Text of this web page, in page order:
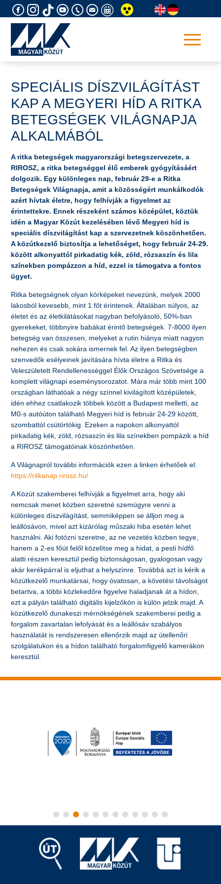
to
SPECIÁLIS DÍSZVILÁGÍTÁST
KAP A MEGYERI HÍD A RITKA
BETEGSÉGEK VILÁGNAPJA
ALKALMÁBÓL
A ritka betegségek magyarországi betegszervezete, a
RIROSZ, a ritka betegséggel élő emberek gyógyításáért
dolgozik. Egy különleges nap, február 29-e a Ritka
Betegségek Világnapja, amit a közösségért munkálkodók
azért hívtak életre, hogy felhívják a figyelmet az
érintettekre. Ennek részeként számos középület, köztük
idén a Magyar Közút kezelésében lévő Megyeri híd is
speciális díszvilágítást kap a szervezetnek köszönhetően.
A közútkezelő biztosítja a lehetőséget, hogy február 24-29.
között alkonyattól pirkadatig kék, zöld, rózsaszín és lila
színekben pompázzon a híd, ezzel is támogatva a fontos
ügyet.
Ritka betegségnek olyan kórképeket nevezünk, melyek 2000
lakosból kevesebb, mint 1 főt érintenek. Általában súlyos, az
életet és az életkilátásokat nagyban befolyásoló, 50%-ban
gyerekeket, többnyire babákat érintő betegségek. 7-8000 ilyen
betegség van összesen, melyeket a rutin hiánya miatt nagyon
nehezen és csak sokára ismernek fel. Az ilyen betegségben
szenvedők esélyeinek javítására hívta életre a Ritka és
Veleszületett Rendellenességgel Élők Országos Szövetsége a
komplett világnapi eseménysorozatot. Mára már több mint 100
országban láthatóak a négy színnel kivilágított középületek,
idén ehhez csatlakozik többek között a Budapest melletti, az
M0-s autóúton található Megyeri híd is február 24-29 között,
szombattól csütörtökig. Ezeken a napokon alkonyattól
pirkadatig kék, zöld, rózsaszín és lila színekben pompázik a híd
a RIROSZ támogatóinak köszönhetően.
A Világnapról további információk ezen a linken érhetőek el:
https://ritkanap.rirosz.hu/
A Közút szakemberei felhívják a figyelmet arra, hogy aki
nemcsak menet közben szeretné szemügyre venni a
különleges díszvilágítást, semmiképpen se álljon meg a
leállósávon, mivel azt kizárólag műszaki hiba esetén lehet
használni. Aki fotózni szeretne, az ne vezetés közben tegye,
hanem a 2-es főút felől közelítse meg a hidat, a pesti hídfő
alatti részen keresztül pedig biztonságosan, gyalogosan vagy
akár kerékpárral is eljuthat a helyszínre. Továbbá azt is kérik a
közútkezelő munkatársai, hogy óvatosan, a követési távolságot
betartva, a többi közlekedőre figyelve haladjanak át a hídon,
ezt a pályán található digitális kijelzőkön is külön jelzik majd. A
közútkezelő dunakeszi mérnökségének szakemberei pedig a
forgalom zavartalan lefolyását és a leállósáv szabályos
használatát is rendszeresen ellenőrzik majd az útellenőri
szolgálatukon és a hídon található forgalomfigyelő kamerákon
keresztül.